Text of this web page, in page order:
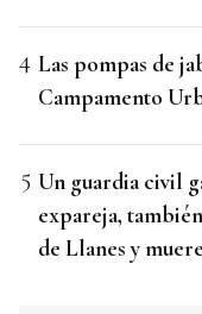
Las pompas de
Campamento
Un guardia civil
expareja,
de Llanes y